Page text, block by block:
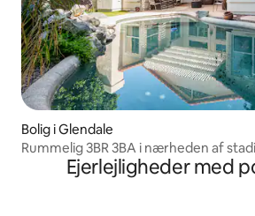
Bolig i Glendale
Rummelig 3BR 3BA i nærheden af stadioner uden
rengøringsgebyr
Ejerlejligheder med